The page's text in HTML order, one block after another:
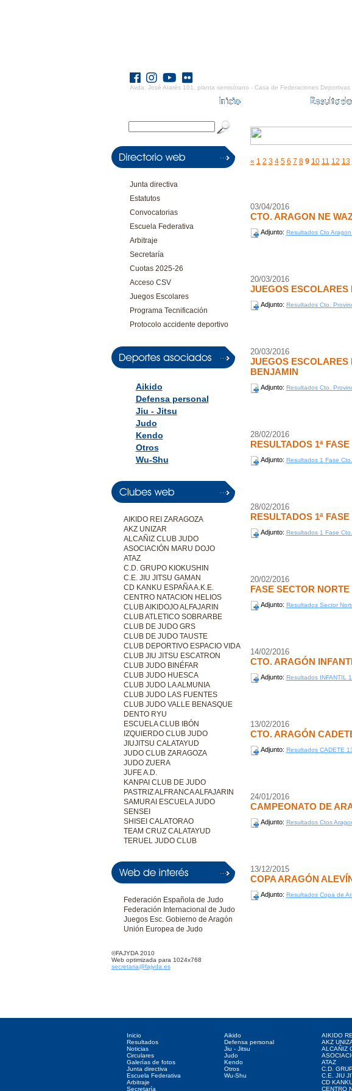
Avda. José Atarés 101. planta semisótano - Casa de Federaciones
Junta directiva
Estatutos
Convocatorias
Escuela Federativa
Arbitraje
Secretaría
Cuotas 2025-26
Acceso CSV
Juegos Escolares
Programa Tecnificación
Protocolo accidente deportivo
Aikido
Defensa personal
Jiu - Jitsu
Judo
Kendo
Otros
Wu-Shu
AIKIDO REI ZARAGOZA
AKZ UNIZAR
ALCAÑIZ CLUB JUDO
ASOCIACIÓN MARU DOJO
ATAZ
C.D. GRUPO KIOKUSHIN
C.E. JIU JITSU GAMAN
CD KANKU ESPAÑA A.K.E.
CENTRO NATACION HELIOS
CLUB AIKIDOJO ALFAJARIN
CLUB ATLETICO SOBRARBE
CLUB DE JUDO GRS
CLUB DE JUDO TAUSTE
CLUB DEPORTIVO ESPACIO VIDA
CLUB JIU JITSU ESCATRON
CLUB JUDO BINÉFAR
CLUB JUDO HUESCA
CLUB JUDO LA ALMUNIA
CLUB JUDO LAS FUENTES
CLUB JUDO VALLE BENASQUE
DENTO RYU
ESCUELA CLUB IBÓN
IZQUIERDO CLUB JUDO
JIUJITSU CALATAYUD
JUDO CLUB ZARAGOZA
JUDO ZUERA
JUFE A.D.
KANPAI CLUB DE JUDO
PASTRIZ ALFRANCA ALFAJARIN
SAMURAI ESCUELA JUDO
SENSEI
SHISEI CALATORAO
TEAM CRUZ CALATAYUD
TERUEL JUDO CLUB
Federación Española de Judo
Federación Internacional de Judo
Juegos Esc. Gobierno de Aragón
Unión Europea de Judo
©FAJYDA 2010
Web optimizada para 1024x768
secretaria@fajyda.es
« 1 2 3 4 5 6 7 8 9 10 11 12 13
03/04/2016
CTO. ARAGON NE
Adjunto: Resultados Cto
20/03/2016
JUEGOS ESCOLARES
Adjunto: Resultados Cto.
20/03/2016
JUEGOS ESCOLARES
BENJAMIN
Adjunto: Resultados Cto.
28/02/2016
RESULTADOS 1ª
Adjunto: Resultados 1 Fase
28/02/2016
RESULTADOS 1ª
Adjunto: Resultados 1 Fase
20/02/2016
FASE SECTOR
Adjunto: Resultados Sector
14/02/2016
CTO. ARAGÓN
Adjunto: Resultados INFANTIL
13/02/2016
CTO. ARAGÓN
Adjunto: Resultados CADETE
24/01/2016
CAMPEONATO DE
Adjunto: Resultados Ctos
13/12/2015
COPA ARAGÓN
Adjunto: Resultados Copa de
Inicio
Resultados
Noticias
Circulares
Galerías de fotos
Junta directiva
Escuela Federativa
Arbitraje
Secretaría
Aikido
Defensa personal
Jiu - Jitsu
Judo
Kendo
Otros
Wu-Shu
AIKIDO
AKZ
ALCAÑIZ
ATAZ
C.D.
C.E. JIU
CD
CENTRO